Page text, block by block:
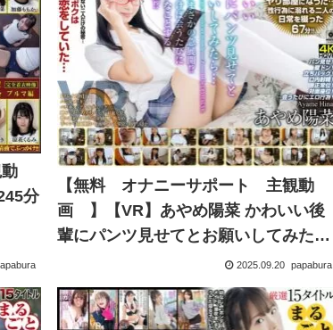
分
【無料 オナニーサポート 主観動
画 】【VR】あやめ陽菜 かわいい後
輩にパンツ見せてとお願いしてみた
ら…まさかまさかの急展開！気がつけ
ば会うたびにエッチなことする関係
に！
2025.09.20 papabura